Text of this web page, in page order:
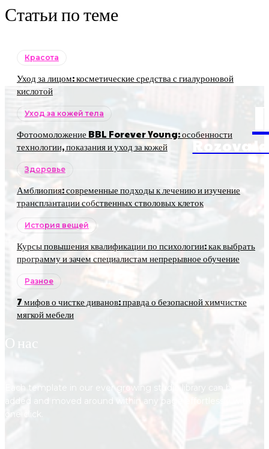
Статьи по теме
Красота
Уход за лицом: косметические средства с гиалуроновой
кислотой
Уход за кожей тела
Фотоомоложение BBL Forever Young: особенности
технологии, показания и уход за кожей
Здоровье
Амблиопия: современные подходы к лечению и изучение
трансплантации собственных стволовых клеток
История вещей
Курсы повышения квалификации по психологии: как выбрать
программу и зачем специалистам непрерывное обучение
Разное
7 мифов о чистке диванов: правда о безопасной химчистке
мягкой мебели
О нас
Each template in our ever growing studio library can be
added and moved around within any page effortlessly with